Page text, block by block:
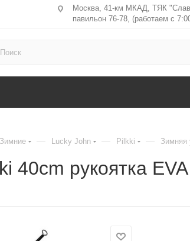
Москва, 41-км МКАД, ТЯК
павильон 76-78, (работаем с
Зимние — Lucky John — Pilkki — Зимняя
40cm рукоятка EVA